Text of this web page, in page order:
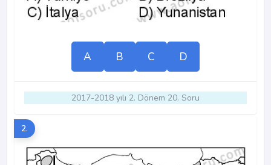
A B C D
2017-2018 yılı 2. Dönem 20. Soru
2.